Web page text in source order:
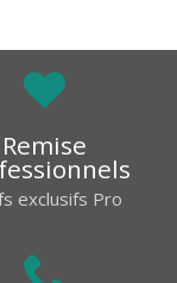
Remise
exclusifs Pro